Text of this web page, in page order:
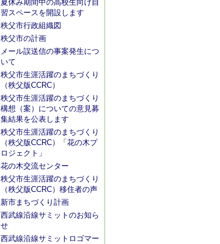
夏休み期間中の高校生向け自
習スペースを開設します
秩父市行政組織図
秩父市の計画
メール誤送信の事案発生につ
いて
秩父市生涯活躍のまちづくり
（秩父版CCRC）
秩父市生涯活躍のまちづくり
構想（案）についての意見募
集結果を公表します
秩父市生涯活躍のまちづくり
（秩父版CCRC）「花の木プ
ロジェクト」
花の木交流センター
秩父市生涯活躍のまちづくり
（秩父版CCRC）移住者の声
新市まちづくり計画
西武線沿線サミットのお知ら
せ
西武線沿線サミットロゴマー